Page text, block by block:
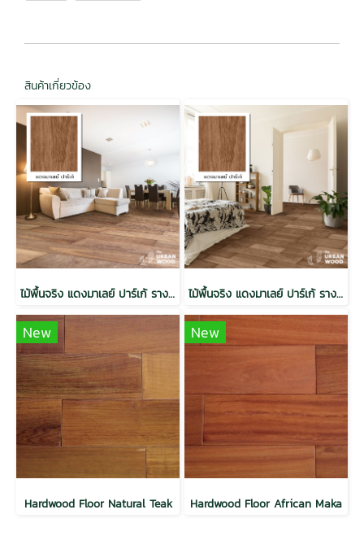
สินค้าเกี่ยวข้อง
ไม้พื้นจริง แดงมาเลย์ ปาร์เก้ รางลิ้น 18x91x300 (63 แผ่น/1.7 ตรม./กล่อง) ไม้พื้นจริง แดงมาเลย์ ปาร์เก้ รางลิ้น 18x91x450 (42แผ่น/1.7ตรม./กล่อง)
New
Hardwood Floor Natural Teak
New
Hardwood Floor African Maka